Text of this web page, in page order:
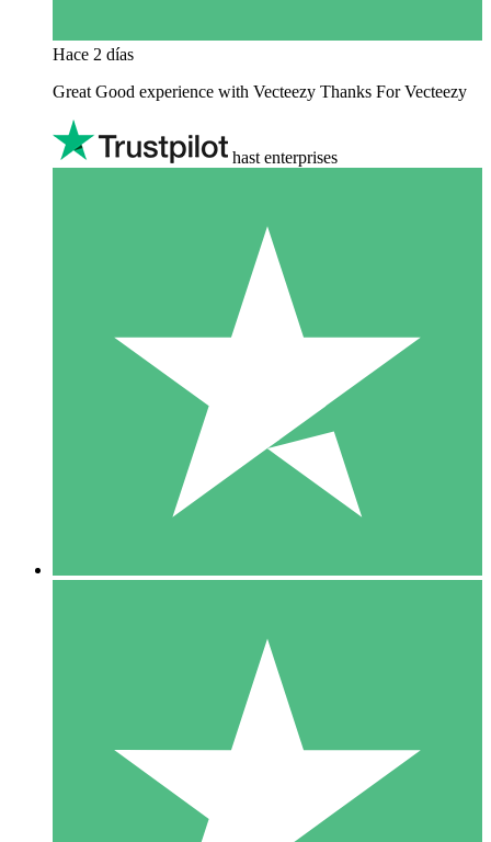
Hace 2 días
Great Good experience with Vecteezy Thanks For Vecteezy
hast enterprises